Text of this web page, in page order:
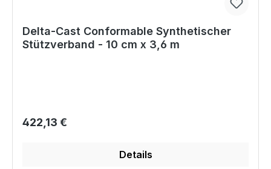
Delta-Cast Conformable Synthetischer
Stützverband - 10 cm x 3,6 m
Regulärer Preis:
422,13 €
Details